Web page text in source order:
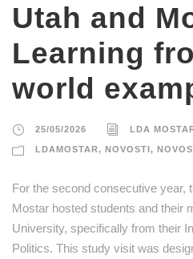
Utah and
Learning
world
25/05/2026 LDA
LDAMOSTAR, NOVOSTI,
For the second consecutive year,
Mostar hosted students and their
University, specifically from their
Politics. This study visit was